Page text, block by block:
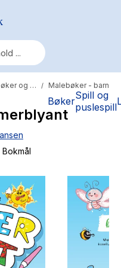
BøkerSpill og
puslespill
Tegnebøker og blokker / Malebøker - barn
Bokmål